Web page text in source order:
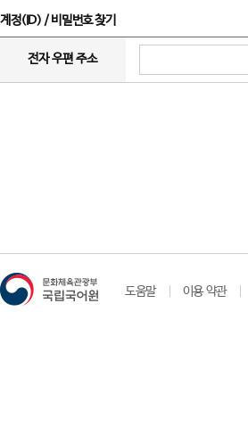
계정(ID) / 비밀번호 찾기
전자 우편 주소
도움말 이용 약관